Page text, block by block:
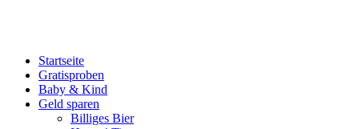
Startseite
Gratisproben
Baby & Kind
Geld sparen
Billiges Bier